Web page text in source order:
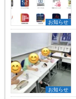
お知らせ
お知らせ